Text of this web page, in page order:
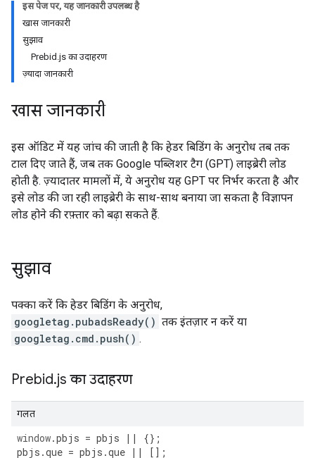
इस पेज पर, यह जानकारी उपलब्ध है
खास जानकारी
सुझाव
Prebid.js का उदाहरण
ज़्यादा जानकारी
खास जानकारी
इस ऑडिट में यह जांच की जाती है कि हेडर बिडिंग के अनुरोध तब तक
टाल दिए जाते हैं, जब तक Google पब्लिशर टैग (GPT) लाइब्रेरी लोड
होती है. ज़्यादातर मामलों में, ये अनुरोध यह GPT पर निर्भर करता है और
इसे लोड की जा रही लाइब्रेरी के साथ-साथ बनाया जा सकता है विज्ञापन
लोड होने की रफ़्तार को बढ़ा सकते हैं.
सुझाव
पक्का करें कि हेडर बिडिंग के अनुरोध,
googletag.pubadsReady() तक इंतज़ार न करें या
googletag.cmd.push() .
Prebid.js का उदाहरण
गलत
window.pbjs = pbjs ||
{};
pbjs .que = pbjs .que || [];